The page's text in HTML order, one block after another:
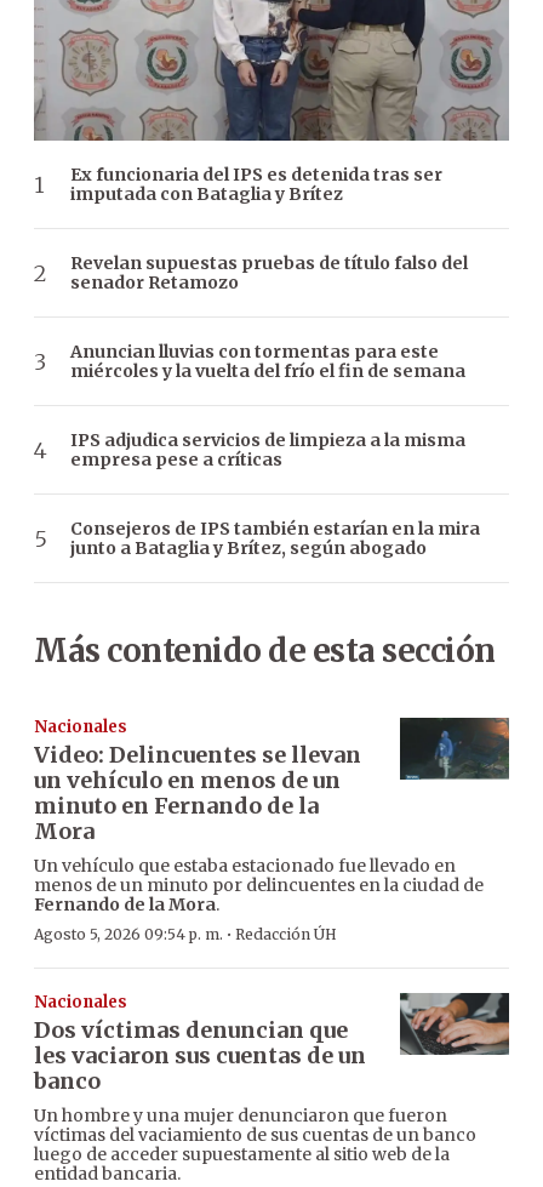
Ex funcionaria del IPS es detenida tras ser
imputada con Bataglia y Brítez
Revelan supuestas pruebas de título falso del
senador Retamozo
Anuncian lluvias con tormentas para este
miércoles y la vuelta del frío el fin de semana
IPS adjudica servicios de limpieza a la misma
empresa pese a críticas
Consejeros de IPS también estarían en la mira
junto a Bataglia y Brítez, según abogado
Más contenido de esta sección
Nacionales
Video: Delincuentes se llevan
un vehículo en menos de un
minuto en Fernando de la
Mora
Un vehículo que estaba estacionado fue llevado en
menos de un minuto por delincuentes en la ciudad de
Fernando de la Mora.
Agosto 5, 2026 09:54 p. m. · Redacción ÚH
Nacionales
Dos víctimas denuncian que
les vaciaron sus cuentas de un
banco
Un hombre y una mujer denunciaron que fueron
víctimas del vaciamiento de sus cuentas de un banco
luego de acceder supuestamente al sitio web de la
entidad bancaria.